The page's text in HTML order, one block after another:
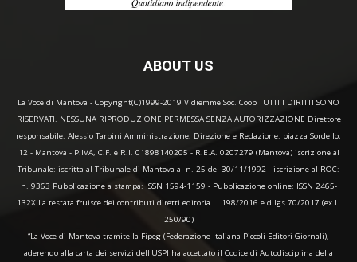
ABOUT US
La Voce di Mantova - Copyright(C)1999-2019 Vidiemme Soc. Coop TUTTI I DIRITTI SONO
RISERVATI. NESSUNA RIPRODUZIONE PERMESSA SENZA AUTORIZZAZIONE Direttore
responsabile: Alessio Tarpini Amministrazione, Direzione e Redazione: piazza Sordello,
12 - Mantova - P.IVA, C.F. e R.I. 01898140205 - R.E.A. 0207279 (Mantova) iscrizione al
Tribunale: iscritta al Tribunale di Mantova al n. 25 del 30/11/1992 - iscrizione al ROC:
n. 9363 Pubblicazione a stampa: ISSN 1594-1159 - Pubblicazione online: ISSN 2465-
132X La testata fruisce dei contributi diretti editoria L. 198/2016 e d.lgs 70/2017 (ex L.
250/90)
“La Voce di Mantova tramite la Fipeg (Federazione Italiana Piccoli Editori Giornali),
aderendo alla carta dei servizi dell'USPI ha accettato il Codice di Autodisciplina della